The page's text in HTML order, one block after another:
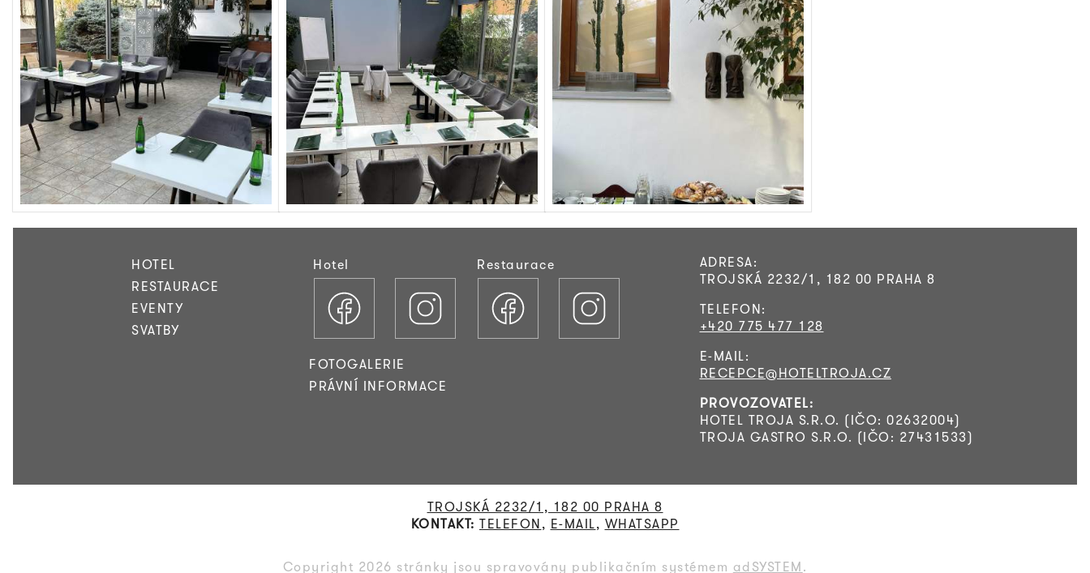
HOTEL
RESTAURACE
EVENTY
SVATBY
Hotel Restaurace
FOTOGALERIE
PRÁVNÍ INFORMACE
ADRESA:
TROJSKÁ 2232/1, 182 00 PRAHA 8
TELEFON:
+420 775 477 128
E-MAIL:
RECEPCE@HOTELTROJA.CZ
PROVOZOVATEL:
HOTEL TROJA S.R.O. (IČO: 02632004)
TROJA GASTRO S.R.O. (IČO: 27431533)
TROJSKÁ 2232/1, 182 00 PRAHA 8
KONTAKT: TELEFON, E-MAIL, WHATSAPP
Copyright 2026 stránky jsou spravovány publikačním systémem adSYSTEM.